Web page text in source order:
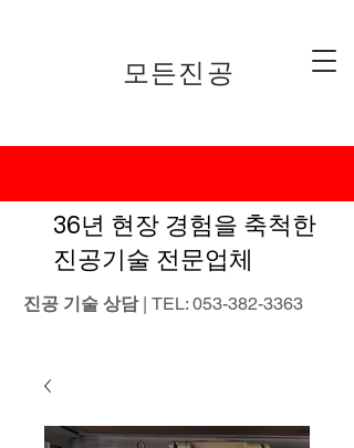
​모든진공
36년 현장 경험을 축척한
진공기술 전문업체
진공 기술 상담| TEL: 053-382-3363